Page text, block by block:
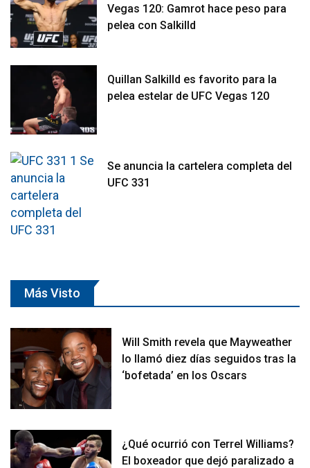
Vegas 120: Gamrot hace peso para
pelea con Salkilld
Quillan Salkilld es favorito para la
pelea estelar de UFC Vegas 120
Se anuncia la cartelera completa del
UFC 331
Más Visto
Will Smith revela que Mayweather
lo llamó diez días seguidos tras la
‘bofetada’ en los Oscars
¿Qué ocurrió con Terrel Williams?
El boxeador que dejó paralizado a